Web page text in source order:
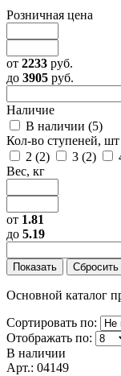
Розничная цена
от 2233 руб.
до 3905 руб.
Наличие
В наличии (5)
Кол-во ступеней, шт
2 (2) 3 (2)
Вес, кг
от 1.81
до 5.19
Основной каталог
Сортировать по:
Отображать по:
В наличии
Арт.: 04149